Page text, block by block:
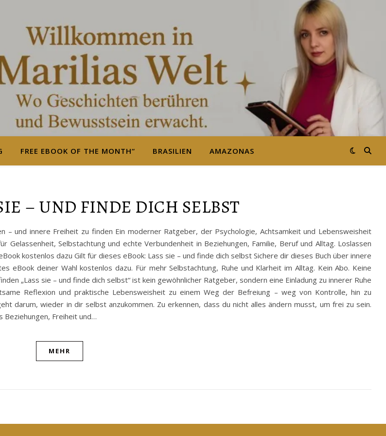
FREE EBOOK OF THE MONTH“ BRASILIEN AMAZONAS
– UND FINDE DICH SELBST
und innere Freiheit zu finden Ein moderner Ratgeber, der Psychologie, Achtsamkeit und Lebensweisheit
Selbstachtung und echte Verbundenheit in Beziehungen, Familie, Beruf und Alltag. Loslassen
kostenlos dazu Gilt für dieses eBook: Lass sie – und finde dich selbst Sichere dir dieses Buch über innere
eBook deiner Wahl kostenlos dazu. Für mehr Selbstachtung, Ruhe und Klarheit im Alltag. Kein Abo. Keine
„Lass sie – und finde dich selbst“ ist kein gewöhnlicher Ratgeber, sondern eine Einladung zu innerer Ruhe
Reflexion und praktische Lebensweisheit zu einem Weg der Befreiung – weg von Kontrolle, hin zu
darum, wieder in dir selbst anzukommen. Zu erkennen, dass du nicht alles ändern musst, um frei zu sein.
Beziehungen, Freiheit und…
MEHR